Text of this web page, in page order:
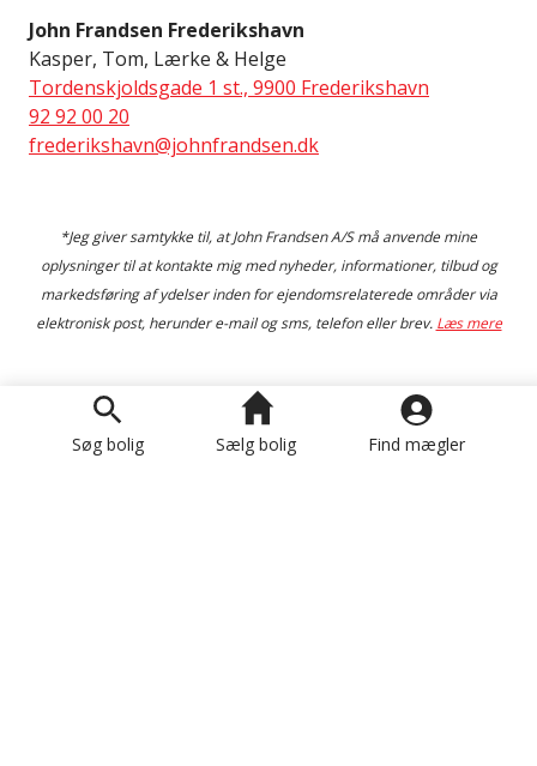
Søg bolig Sælg bolig Find mægler
John Frandsen Frederikshavn
Kasper, Tom, Lærke & Helge
Tordenskjoldsgade 1 st., 9900 Frederikshavn
92 92 00 20
frederikshavn@johnfrandsen.dk
*Jeg giver samtykke til, at John Frandsen A/S må anvende mine
oplysninger til at kontakte mig med nyheder, informationer, tilbud og
markedsføring af ydelser inden for ejendomsrelaterede områder via
elektronisk post, herunder e-mail og sms, telefon eller brev. Læs mere
Om John Frandsen A/S